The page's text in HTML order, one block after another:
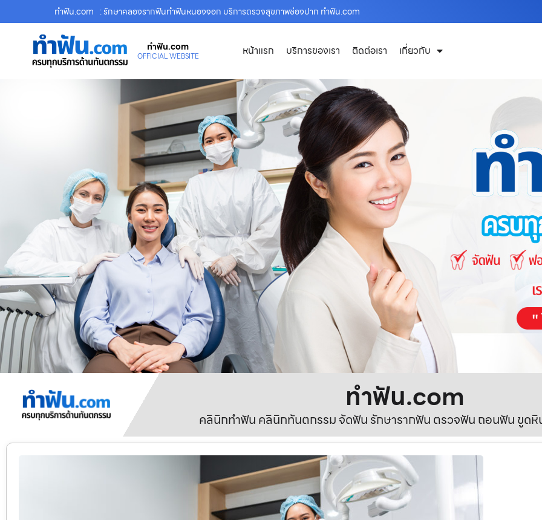
ทําฟัน.com : รักษาคลองรากฟันทำฟันหนองจอก บริการตรวจสุขภาพช่องปาก ทำฟัน.com
ทําฟัน.com
OFFICIAL WEBSITE หน้าแรก บริการของเรา ติดต่อเรา เกี่ยวกับ
ทําฟัน.com
คลินิกทำฟัน คลินิกทันตกรรม จัดฟัน รักษารากฟัน ตรวจฟัน ถอนฟัน ขูด